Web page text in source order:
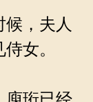
，夫人
女。